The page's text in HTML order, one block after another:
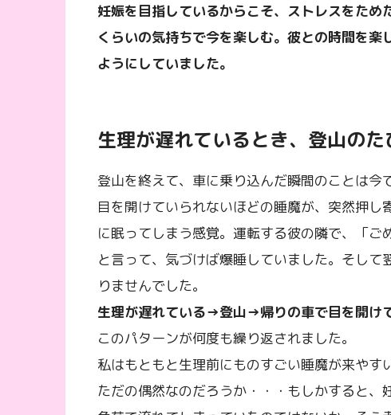
妊娠を目指しているからこそ、ストレスをため
くらいの気持ちで今を楽しむ。彼との時間を
ようにしていました。
生理が遅れているとき、登山の
登山を終えて、車に乗り込んだ瞬間のことは今
目を開けていられないほどの睡魔が、突然押
に眠ってしまう感覚。運転する彼の隣で、「ご
と言って、気づけば爆睡していました。そし
りませんでした。
生理が遅れている→登山→帰りの車で目を開け
このパターンが何度も繰り返されました。
私はもともと生理前にものすごい睡魔が来や
ただの偶然なのだろうか・・・もしかすると